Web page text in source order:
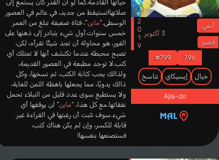
أنمي
قصير
3 أكتوبر 2019
7.96
#799
خيال إيسيكاي تناسخ
Ajia-do
حياتها القادمة.كما لو أن القدر كان يستمع إلى
صلاتها!تستيقظ من جديد، في عالم في العصور
الوسطى.“ماين”، فتاة ضعيفة تبلغ من العمر
خمس سنوات.أول شيء يتبادر إلى ذهنها على
الفور، هو محاولة أن تجد شيئًا تقرأه، لكن،
تصبح محبطة عندما تكتشف أنها لا تمتلك أي
كتب.لا توجد مطبعة في العصور القديمة،
ولذالك يجب كتابة الكتب، ثم نسخها، وكل
ذالك يدويًا، مما يجعلها باهظة الثمن للغاية،
ولا يستطيع سوى عدد قليل من النبلاء تحمل
نفقاتها.مع كل هذا، “ماين” لن يوقفها أي
شيء.سوف تثبت أن رغبتها في القراءة غير
قابلة للكسر، وإن لم يكن هناك كتب،
فستصنعها بنفسها!